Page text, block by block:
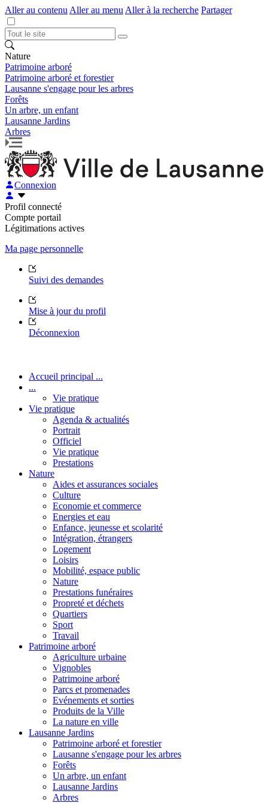
Aller au contenu Aller au menu Aller à la recherche Partager
Nature
Patrimoine arboré
Patrimoine arboré et forestier
Lausanne s'engage pour les arbres
Forêts
Un arbre, un enfant
Lausanne Jardins
Arbres
Connexion
Profil connecté
Compte portail
Légitimations actives
Ma page personnelle
Suivi des demandes
Mise à jour du profil
Déconnexion
Accueil principal ...
...
Vie pratique
Vie pratique
Agenda & actualités
Portrait
Officiel
Vie pratique
Prestations
Nature
Aides et assurances sociales
Culture
Economie et commerce
Energies et eau
Enfance, jeunesse et scolarité
Intégration, étrangers
Logement
Loisirs
Mobilité, espace public
Nature
Prestations funéraires
Propreté et déchets
Quartiers
Sport
Travail
Patrimoine arboré
Agriculture urbaine
Vignobles
Patrimoine arboré
Parcs et promenades
Evénements et sorties
Produits de la Ville
La nature en ville
Lausanne Jardins
Patrimoine arboré et forestier
Lausanne s'engage pour les arbres
Forêts
Un arbre, un enfant
Lausanne Jardins
Arbres